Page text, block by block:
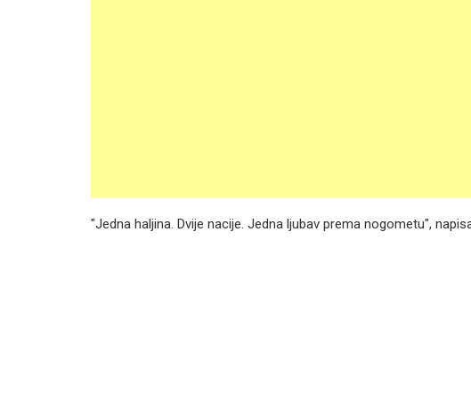
"Jedna haljina. Dvije nacije. Jedna ljubav prema nogometu",